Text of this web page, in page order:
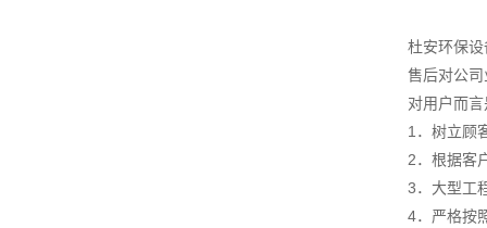
杜安环保
售后对公
对用户而
1．树立顾
2．根据客
3．大型工
4．严格按